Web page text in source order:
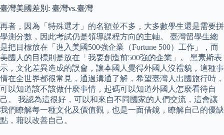
臺灣美國差別: 臺灣vs.臺灣
再者，因為「特殊選才」的名額並不多，大多數學生還是需要拼
學測分數，因此考試仍是領導課程方向的主軸。 臺灣留學生總
是把目標放在「進入美國500強企業（Fortune 500）工作」，而
美國人的目標則是放在「我要創造前500強的企業」。 黑素斯表
示，文化差異造成的誤會，讓本國人覺得外國人沒禮貌，這種事
情在全世界都很常見，通過溝通了解，希望臺灣人出國旅行時，
可以知道該不該做什麼事情，起碼可以知道外國人怎麼看待自
己。 我認為這很好，可以和來自不同國家的人們交流，這會讓
我們瞭解每一種文化及價值觀，也是一面借鏡，瞭解自己的優缺
點，藉以改善自己。